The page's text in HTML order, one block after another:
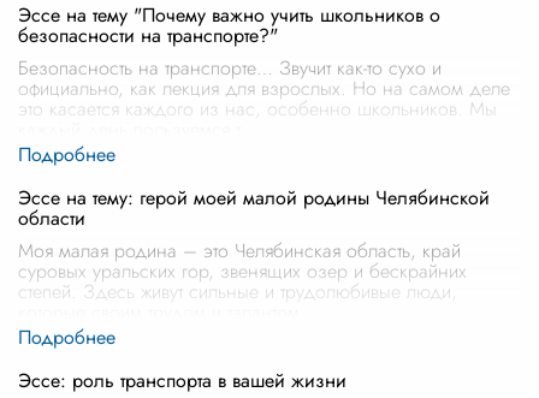
Эссе на тему "Почему важно учить школьников о
безопасности на транспорте?"
Безопасность на транспорте… Звучит как-то сухо и
официально, как лекция для взрослых. Но на самом деле
это касается каждого из нас, особенно школьников. Мы
Эссе на тему: герой моей малой родины Челябинской
области
Моя малая родина – это Челябинская область, край
суровых уральских гор, звенящих озер и бескрайних
степей. Здесь живут сильные и трудолюбивые люди,
Эссе: роль транспорта в вашей жизни